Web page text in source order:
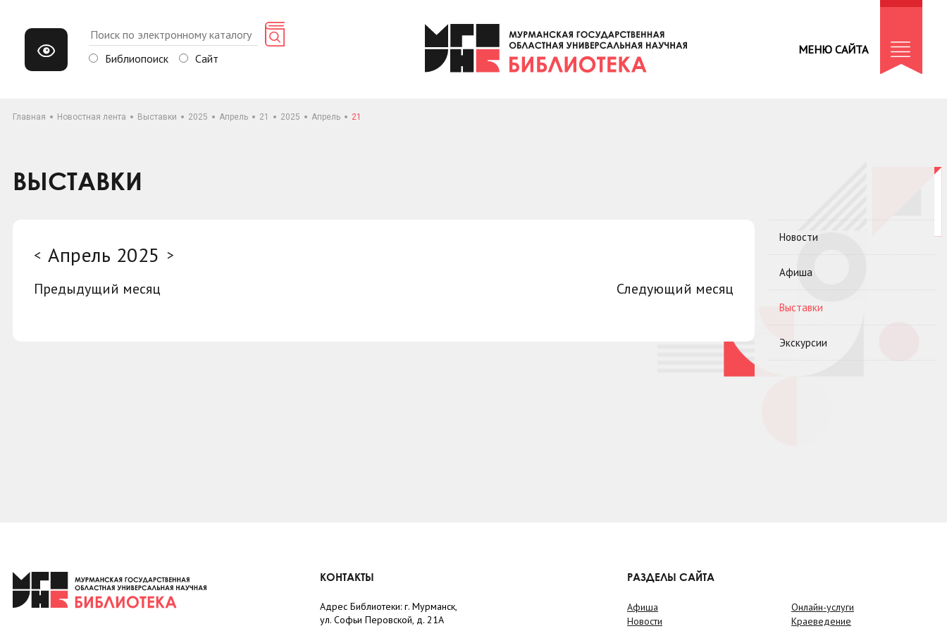
Библиопоиск Сайт
МЕНЮ САЙТА
Главная Новостная лента Выставки 2025 Апрель 21 2025 Апрель 21
ВЫСТАВКИ
< Апрель 2025 >
Предыдущий месяц
Следующий месяц
Новости
Афиша
Выставки
Экскурсии
КОНТАКТЫ
Адрес Библиотеки: г. Мурманск,
ул. Софьи Перовской, д. 21А
РАЗДЕЛЫ САЙТА
Афиша
Новости
Онлайн-услуги
Краеведение